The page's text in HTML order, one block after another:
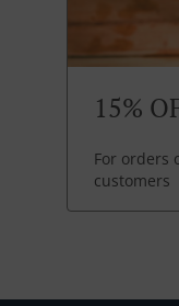
15%
For orders
customers